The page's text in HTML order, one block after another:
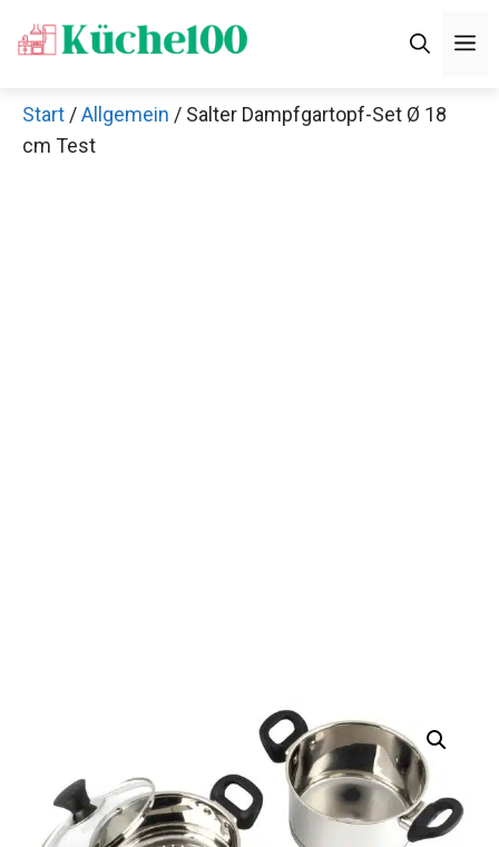
Inhalt
Start /Allgemein / Salter Dampfgartopf-Set Ø 18
cm Test